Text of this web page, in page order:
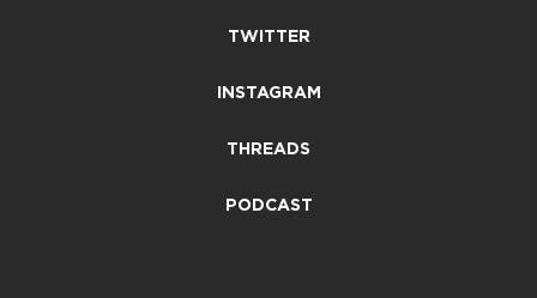
TWITTER
INSTAGRAM
THREADS
PODCAST